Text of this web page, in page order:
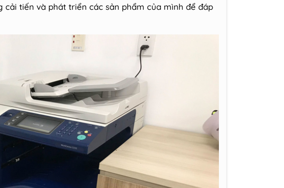
tiến và phát triển các sản phẩm của mình để đáp